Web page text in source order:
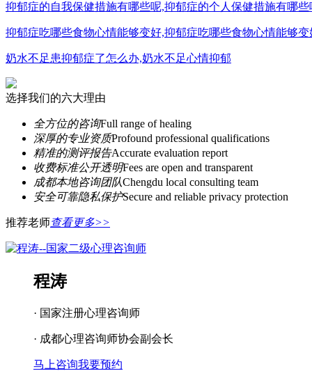
抑郁症的自我保健措施有哪些呢,抑郁症的个人保健措施有哪些
抑郁症吃哪些食物心情能够变好,抑郁症吃哪些食物心情能够变
奶水不足患抑郁症了怎么办,奶水不足心情抑郁
选择我们的六大理由
全方位的咨询Full range of healing
深厚的专业资质Profound professional qualifications
精准的测评报告Accurate evaluation report
收费标准公开透明Fees are open and transparent
成都本地咨询团队Chengdu local consulting team
安全可靠隐私保护Secure and reliable privacy protection
推荐老师查看更多>>
程涛
· 国家注册心理咨询师
· 成都心理咨询师协会副会长
马上咨询我要预约